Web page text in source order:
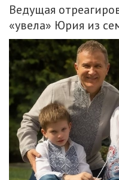
Ведущая
«увела» Юрия из